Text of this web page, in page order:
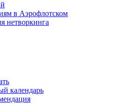
в Аэрофлотском
нетворкинга
календарь